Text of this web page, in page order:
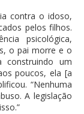
contra o idoso,
pelos filhos.
psicológica,
o pai morre e o
um
poucos, ela [a
“Nenhuma
A legislação